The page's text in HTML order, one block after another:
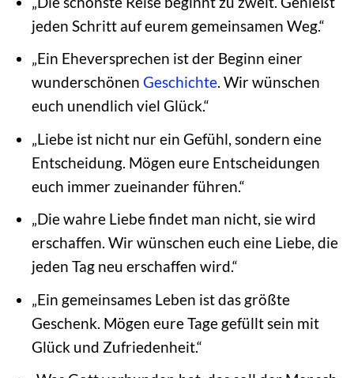
jeden Schritt auf eurem gemeinsamen Weg.“
„Ein Eheversprechen ist der Beginn einer
wunderschönen Geschichte. Wir wünschen
euch unendlich viel Glück.“
„Liebe ist nicht nur ein Gefühl, sondern eine
Entscheidung. Mögen eure Entscheidungen
euch immer zueinander führen.“
„Die wahre Liebe findet man nicht, sie wird
erschaffen. Wir wünschen euch eine Liebe, die
jeden Tag neu erschaffen wird.“
„Ein gemeinsames Leben ist das größte
Geschenk. Mögen eure Tage gefüllt sein mit
Glück und Zufriedenheit.“